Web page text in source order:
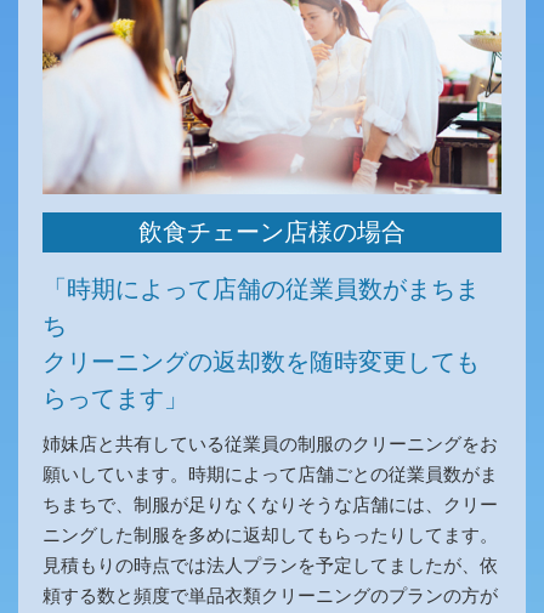
飲食チェーン店様の場合
「時期によって店舗の従業員数がまちま
ち
クリーニングの返却数を随時変更しても
らってます」
姉妹店と共有している従業員の制服のクリーニングをお
願いしています。時期によって店舗ごとの従業員数がま
ちまちで、制服が足りなくなりそうな店舗には、クリー
ニングした制服を多めに返却してもらったりしてます。
見積もりの時点では法人プランを予定してましたが、依
頼する数と頻度で単品衣類クリーニングのプランの方が